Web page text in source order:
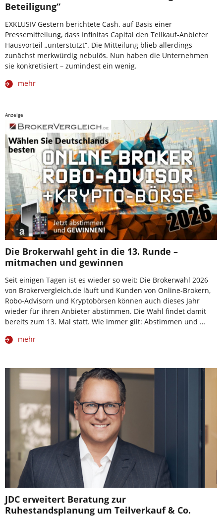
Beteiligung“
EXKLUSIV Gestern berichtete Cash. auf Basis einer
Pressemitteilung, dass Infinitas Capital den Teilkauf-Anbieter
Hausvorteil „unterstützt“. Die Mitteilung blieb allerdings
zunächst merkwürdig nebulös. Nun haben die Unternehmen
sie konkretisiert – zumindest ein wenig.
mehr
Anzeige
Die Brokerwahl geht in die 13. Runde –
mitmachen und gewinnen
Seit einigen Tagen ist es wieder so weit: Die Brokerwahl 2026
von Brokervergleich.de läuft und Kunden von Online-Brokern,
Robo-Advisorn und Kryptobörsen können auch dieses Jahr
wieder für ihren Anbieter abstimmen. Die Wahl findet damit
bereits zum 13. Mal statt. Wie immer gilt: Abstimmen und …
mehr
JDC erweitert Beratung zur
Ruhestandsplanung um Teilverkauf & Co.